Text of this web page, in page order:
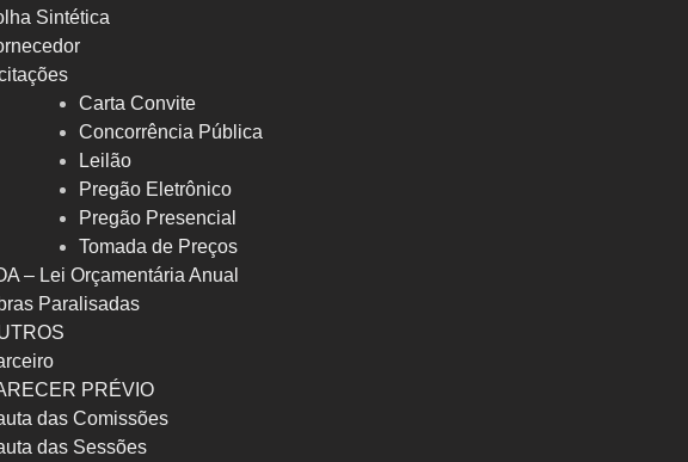
Sintética
Carta Convite
Concorrência Pública
Leilão
Pregão Eletrônico
Pregão Presencial
Tomada de Preços
– Lei Orçamentária Anual
Paralisadas
PRÉVIO
das Comissões
das Sessões